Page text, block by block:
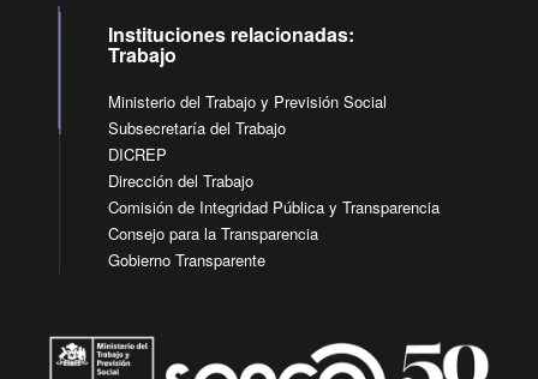
Instituciones relacionadas:
Trabajo
Ministerio del Trabajo y Previsión Social
Subsecretaría del Trabajo
DICREP
Dirección del Trabajo
Comisión de Integridad Pública y Transparencia
Consejo para la Transparencia
Gobierno Transparente